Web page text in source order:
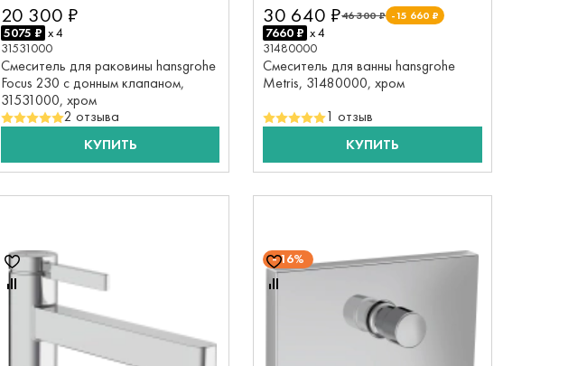
20 300 ₽
5075 ₽ x 4
31531000
Смеситель для раковины hansgrohe
Focus 230 с донным клапаном,
31531000, хром
2 отзыва
КУПИТЬ
46 300 ₽ -15 660 ₽
30 640 ₽
7660 ₽ x 4
31480000
Смеситель для ванны hansgrohe
Metris, 31480000, хром
1 отзыв
КУПИТЬ
16%